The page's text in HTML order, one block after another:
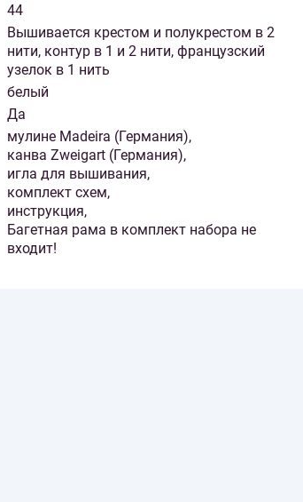
44
Вышивается крестом и полукрестом в 2
нити, контур в 1 и 2 нити, французский
узелок в 1 нить
белый
Да
мулине Madeira (Германия),
канва Zweigart (Германия),
игла для вышивания,
комплект схем,
инструкция,
Багетная рама в комплект набора не
входит!